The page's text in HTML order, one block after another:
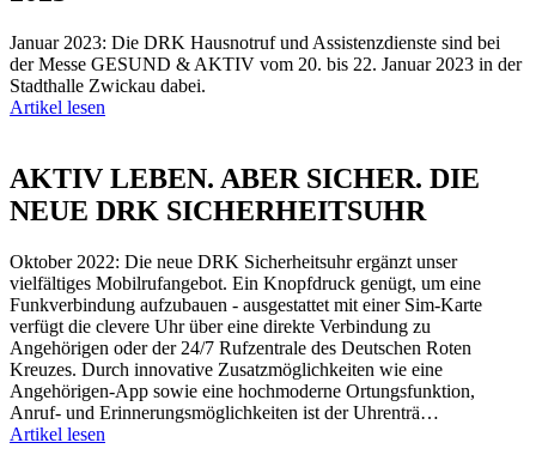
Januar 2023: Die DRK Hausnotruf und Assistenzdienste sind bei
der Messe GESUND & AKTIV vom 20. bis 22. Januar 2023 in der
Stadthalle Zwickau dabei.
Artikel lesen
AKTIV LEBEN. ABER SICHER. DIE
NEUE DRK SICHERHEITSUHR
Oktober 2022: Die neue DRK Sicherheitsuhr ergänzt unser
vielfältiges Mobilrufangebot. Ein Knopfdruck genügt, um eine
Funkverbindung aufzubauen - ausgestattet mit einer Sim-Karte
verfügt die clevere Uhr über eine direkte Verbindung zu
Angehörigen oder der 24/7 Rufzentrale des Deutschen Roten
Kreuzes. Durch innovative Zusatzmöglichkeiten wie eine
Angehörigen-App sowie eine hochmoderne Ortungsfunktion,
Anruf- und Erinnerungsmöglichkeiten ist der Uhrenträ…
Artikel lesen